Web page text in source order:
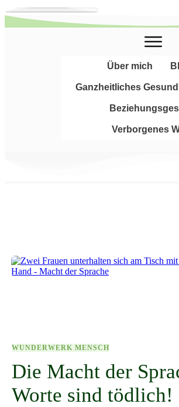
Über mich
Ganzheitliches
Verborgenes
WUNDERWERK MENSCH
Die Macht der
Worte sind tödlich!